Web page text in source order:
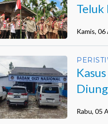
Teluk
Kamis,
Rabu, 05